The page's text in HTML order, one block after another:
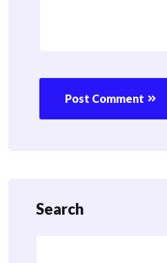
Post Comment
Search